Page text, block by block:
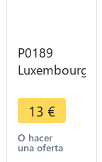
P0189
Luxembourg
Centimes
Willem III
1855 A
Paris
13 €
O hacer
una oferta